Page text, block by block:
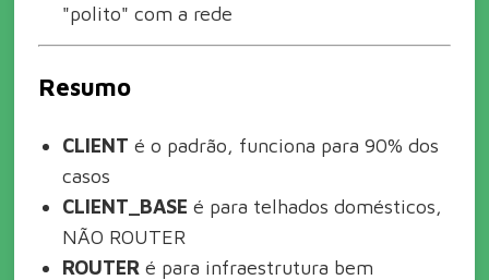
"polito" com a rede
Resumo
CLIENT é o padrão, funciona para 90% dos
casos
CLIENT_BASE é para telhados domésticos,
NÃO ROUTER
ROUTER é para infraestrutura bem